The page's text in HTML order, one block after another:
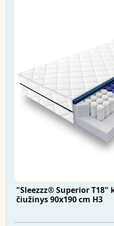
"Sleezzz® Superior
čiužinys 90x190 cm H3